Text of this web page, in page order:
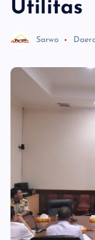
Utilitas
Sarwo